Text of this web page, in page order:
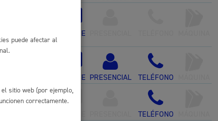
ONLINE
ONLINE PRESENCIAL TELÉFONO
TELÉFONO
puede afectar al
sitio web (por ejemplo,
correctamente.